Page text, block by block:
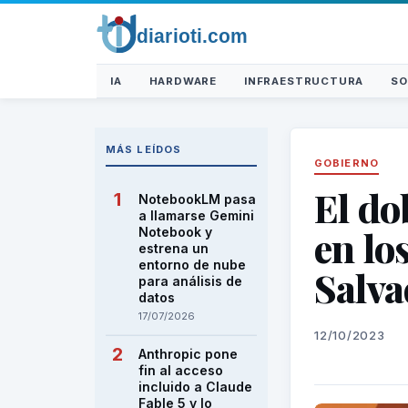
IA HARDWARE INFRAESTRUCTURA
MÁS LEÍDOS
NotebookLM pasa
a llamarse Gemini
Notebook y
estrena un
entorno de nube
para análisis de
datos
17/07/2026
Anthropic pone
fin al acceso
incluido a Claude
Fable 5 y lo
GOBIERNO
El
en
12/10/2023